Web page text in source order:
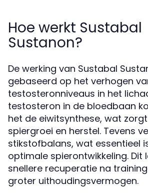
Hoe werkt Sustabal
Sustanon?
De werking van Sustabal
gebaseerd op het verhogen
testosteronniveaus in het
testosteron in de bloedbaan
het de eiwitsynthese, wat
spiergroei en herstel. Tevens
stikstofbalans, wat essentieel
optimale spierontwikkeling. Dit
snellere recuperatie na
groter uithoudingsvermogen.